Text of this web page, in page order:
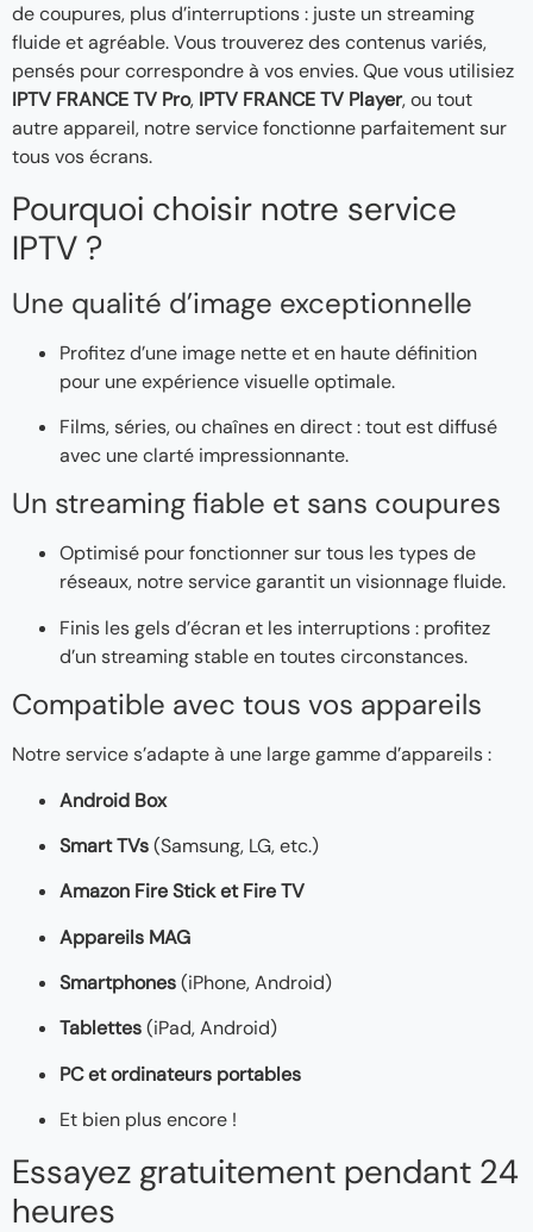
de coupures, plus d’interruptions : juste un streaming
fluide et agréable. Vous trouverez des contenus variés,
pensés pour correspondre à vos envies. Que vous utilisiez
IPTV FRANCE TV Pro, IPTV FRANCE TV Player, ou tout
autre appareil, notre service fonctionne parfaitement sur
tous vos écrans.
Pourquoi choisir notre service
IPTV ?
Une qualité d’image exceptionnelle
Profitez d’une image nette et en haute définition
pour une expérience visuelle optimale.
Films, séries, ou chaînes en direct : tout est diffusé
avec une clarté impressionnante.
Un streaming fiable et sans coupures
Optimisé pour fonctionner sur tous les types de
réseaux, notre service garantit un visionnage fluide.
Finis les gels d’écran et les interruptions : profitez
d’un streaming stable en toutes circonstances.
Compatible avec tous vos appareils
Notre service s’adapte à une large gamme d’appareils :
Android Box
Smart TVs(Samsung, LG, etc.)
Amazon Fire Stick et Fire TV
Appareils MAG
Smartphones(iPhone, Android)
Tablettes(iPad, Android)
PC et ordinateurs portables
Et bien plus encore !
Essayez gratuitement pendant 24
heures